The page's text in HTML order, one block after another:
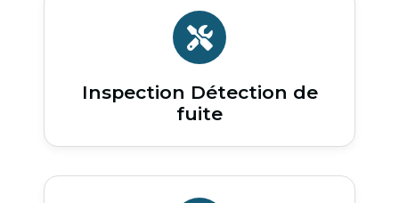
Inspection Détection de
fuite